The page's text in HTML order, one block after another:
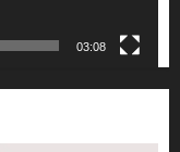
03:08